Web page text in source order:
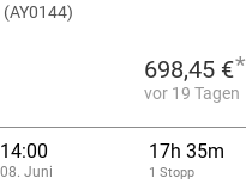
698,45 €*
vor 19 Tagen
14:00
08. Juni
17h 35m
1 Stopp